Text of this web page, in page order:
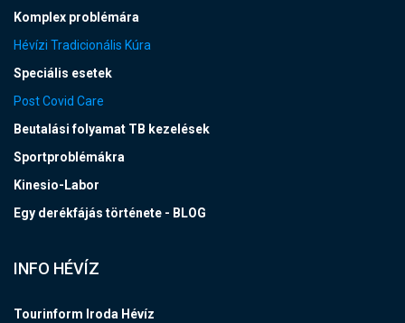
Komplex problémára
Hévízi Tradicionális Kúra
Speciális esetek
Post Covid Care
Beutalási folyamat TB kezelések
Sportproblémákra
Kinesio-Labor
Egy derékfájás története - BLOG
INFO HÉVÍZ
Tourinform Iroda Hévíz